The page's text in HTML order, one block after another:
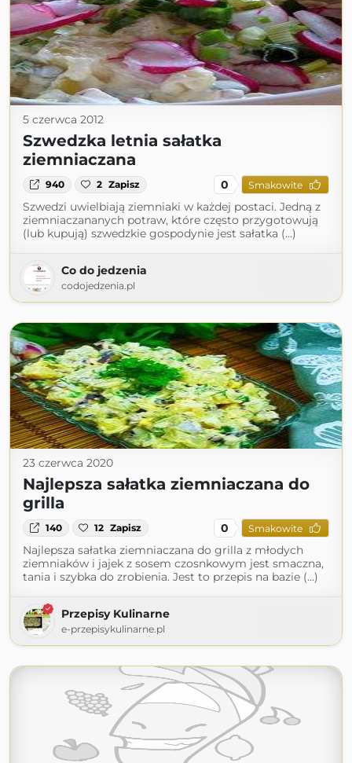
5 czerwca 2012
Szwedzka letnia sałatka
ziemniaczana
940 2 Zapisz 0 Smakowite
Szwedzi uwielbiają ziemniaki w każdej postaci. Jedną z
ziemniaczananych potraw, które często przygotowują
(lub kupują) szwedzkie gospodynie jest sałatka (...)
Co do jedzenia
codojedzenia.pl
23 czerwca 2020
Najlepsza sałatka ziemniaczana do
grilla
140 12 Zapisz 0 Smakowite
Najlepsza sałatka ziemniaczana do grilla z młodych
ziemniaków i jajek z sosem czosnkowym jest smaczna,
tania i szybka do zrobienia. Jest to przepis na bazie (...)
Przepisy Kulinarne
e-przepisykulinarne.pl